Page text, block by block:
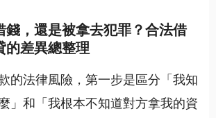
錢，還是被拿去犯罪？合法借
的差異總整理
的法律風險，第一步是區分「我知
」和「我根本不知道對方拿我的資